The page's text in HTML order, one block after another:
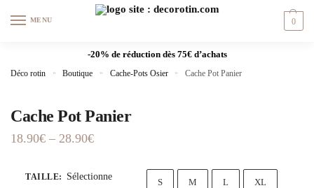
MENU 0
-20% de réduction dès 75€ d’achats
Déco rotin » Boutique » Cache-Pots Osier » Cache Pot Panier
Cache Pot Panier
18.90€ – 28.90€
TAILLE: Sélectionne
S M L XL